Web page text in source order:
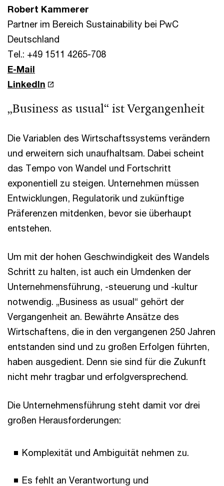
Robert Kammerer
Partner im Bereich Sustainability bei PwC
Deutschland
Tel.: +49 1511 4265-708
E-Mail
LinkedIn
„Business as usual“ ist Vergangenheit
Die Variablen des Wirtschaftssystems verändern
und erweitern sich unaufhaltsam. Dabei scheint
das Tempo von Wandel und Fortschritt
exponentiell zu steigen. Unternehmen müssen
Entwicklungen, Regulatorik und zukünftige
Präferenzen mitdenken, bevor sie überhaupt
entstehen.
Um mit der hohen Geschwindigkeit des Wandels
Schritt zu halten, ist auch ein Umdenken der
Unternehmensführung, -steuerung und -kultur
notwendig. „Business as usual“ gehört der
Vergangenheit an. Bewährte Ansätze des
Wirtschaftens, die in den vergangenen 250 Jahren
entstanden sind und zu großen Erfolgen führten,
haben ausgedient. Denn sie sind für die Zukunft
nicht mehr tragbar und erfolgversprechend.
Die Unternehmensführung steht damit vor drei
großen Herausforderungen:
Komplexität und Ambiguität nehmen zu.
Es fehlt an Verantwortung und